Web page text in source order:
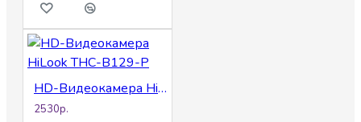
HD-Видеокамера HiLook THC-B129-P
2530р.